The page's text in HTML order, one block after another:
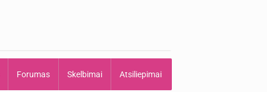
Forumas Skelbimai Atsiliepimai